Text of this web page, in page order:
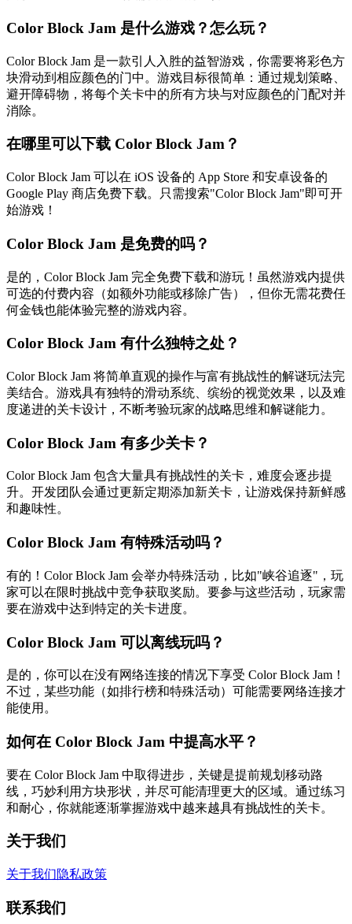
Color Block Jam 是什么游戏？怎么玩？
Color Block Jam 是一款引人入胜的益智游戏，你需要将彩色方
块滑动到相应颜色的门中。游戏目标很简单：通过规划策略、
避开障碍物，将每个关卡中的所有方块与对应颜色的门配对并
消除。
在哪里可以下载 Color Block Jam？
Color Block Jam 可以在 iOS 设备的 App Store 和安卓设备的
Google Play 商店免费下载。只需搜索"Color Block Jam"即可开
始游戏！
Color Block Jam 是免费的吗？
是的，Color Block Jam 完全免费下载和游玩！虽然游戏内提供
可选的付费内容（如额外功能或移除广告），但你无需花费任
何金钱也能体验完整的游戏内容。
Color Block Jam 有什么独特之处？
Color Block Jam 将简单直观的操作与富有挑战性的解谜玩法完
美结合。游戏具有独特的滑动系统、缤纷的视觉效果，以及难
度递进的关卡设计，不断考验玩家的战略思维和解谜能力。
Color Block Jam 有多少关卡？
Color Block Jam 包含大量具有挑战性的关卡，难度会逐步提
升。开发团队会通过更新定期添加新关卡，让游戏保持新鲜感
和趣味性。
Color Block Jam 有特殊活动吗？
有的！Color Block Jam 会举办特殊活动，比如"峡谷追逐"，玩
家可以在限时挑战中竞争获取奖励。要参与这些活动，玩家需
要在游戏中达到特定的关卡进度。
Color Block Jam 可以离线玩吗？
是的，你可以在没有网络连接的情况下享受 Color Block Jam！
不过，某些功能（如排行榜和特殊活动）可能需要网络连接才
能使用。
如何在 Color Block Jam 中提高水平？
要在 Color Block Jam 中取得进步，关键是提前规划移动路
线，巧妙利用方块形状，并尽可能清理更大的区域。通过练习
和耐心，你就能逐渐掌握游戏中越来越具有挑战性的关卡。
关于我们
关于我们隐私政策
联系我们